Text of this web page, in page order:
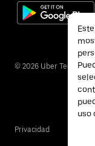
© 2026 Uber
Privacidad
uso